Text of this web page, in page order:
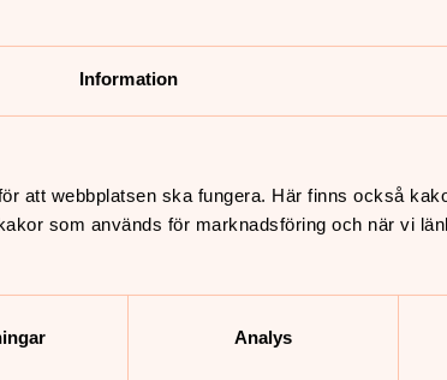
Information
att webbplatsen ska fungera. Här finns också
som används för marknadsföring och när vi
Analys
tio av
föreställer Kristus
med motivet Kristus
Texten ”Ecce Homo”
visar
av G Schönmeyr.